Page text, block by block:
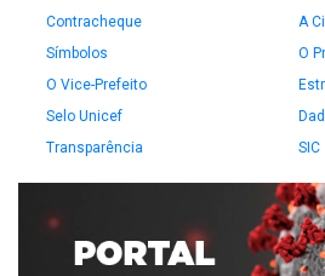
Contracheque
A
Símbolos
O
O Vice-Prefeito
Selo Unicef
Transparência
SIC